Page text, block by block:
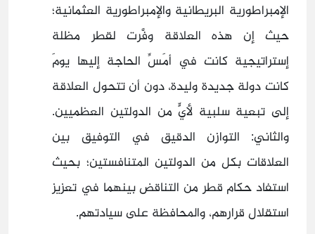
الإمبراطورية البريطانية والإمبراطورية العثمانية؛
حيث إن هذه العلاقة وفَّرت لقطر مظلة
إستراتيجية كانت في أمَسِّ الحاجة إليها يومَ
كانت دولة جديدة وليدة، دون أن تتحول العلاقة
إلى تبعية سلبية لأيٍّ من الدولتين العظميين.
والثاني: التوازن الدقيق في التوفيق بين
العلاقات بكل من الدولتين المتنافستين؛ بحيث
استفاد حكام قطر من التناقض بينهما في تعزيز
استقلال قرارهم، والمحافظة على سيادتهم.